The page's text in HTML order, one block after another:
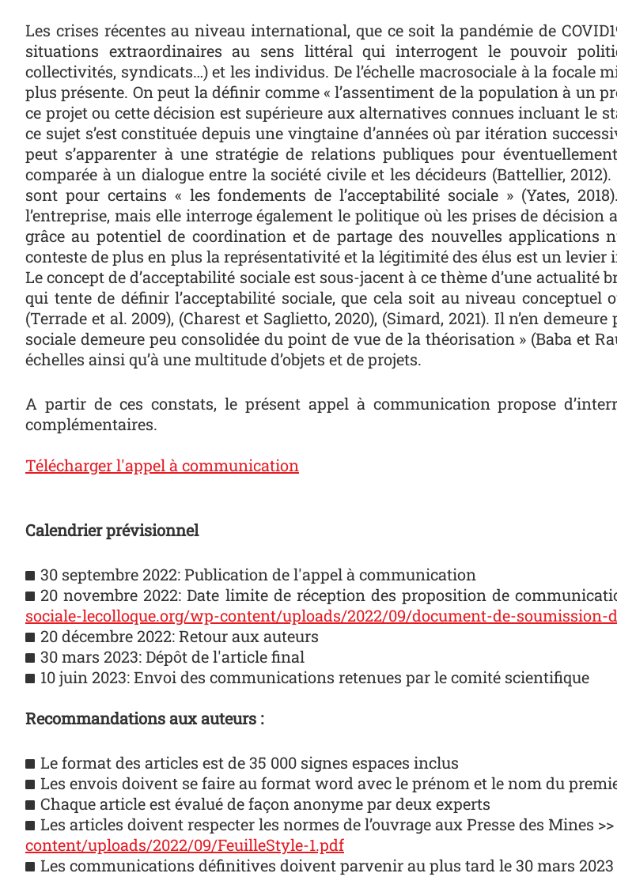
Les crises récentes au niveau international, que ce soit la pandémie de
situations extraordinaires au sens littéral qui interrogent le pouvoir
collectivités, syndicats…) et les individus. De l’échelle macrosociale à la focale
plus présente. On peut la définir comme « l’assentiment de la population à un
ce projet ou cette décision est supérieure aux alternatives connues incluant le
ce sujet s’est constituée depuis une vingtaine d’années où par itération
peut s’apparenter à une stratégie de relations publiques pour
comparée à un dialogue entre la société civile et les décideurs (Battellier,
sont pour certains « les fondements de l’acceptabilité sociale » (Yates,
l’entreprise, mais elle interroge également le politique où les prises de
grâce au potentiel de coordination et de partage des nouvelles applications
conteste de plus en plus la représentativité et la légitimité des élus est un
Le concept de d’acceptabilité sociale est sous-jacent à ce thème d’une
qui tente de définir l’acceptabilité sociale, que cela soit au niveau
(Terrade et al. 2009), (Charest et Saglietto, 2020), (Simard, 2021). Il n’en
sociale demeure peu consolidée du point de vue de la théorisation » (Baba et
échelles ainsi qu’à une multitude d’objets et de projets.
A partir de ces constats, le présent appel à communication propose
complémentaires.
Télécharger l'appel à communication
Calendrier prévisionnel
30 septembre 2022: Publication de l'appel à communication
20 novembre 2022: Date limite de réception des proposition de
sociale-lecolloque.org/wp-content/uploads/2022/09/document-de-
20 décembre 2022: Retour aux auteurs
30 mars 2023: Dépôt de l'article final
10 juin 2023: Envoi des communications retenues par le comité scientifique
Recommandations aux auteurs :
Le format des articles est de 35 000 signes espaces inclus
Les envois doivent se faire au format word avec le prénom et le nom du
Chaque article est évalué de façon anonyme par deux experts
Les articles doivent respecter les normes de l’ouvrage aux Presse des Mines >>
content/uploads/2022/09/FeuilleStyle-1.pdf
Les communications définitives doivent parvenir au plus tard le 30 mars